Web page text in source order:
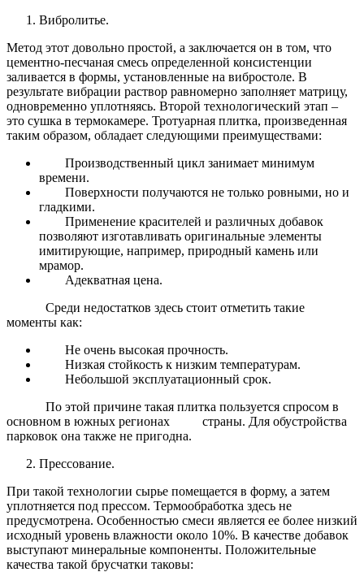
Вибролитье.
Метод этот довольно простой, а заключается он в том, что
цементно-песчаная смесь определенной консистенции
заливается в формы, установленные на вибростоле. В
результате вибрации раствор равномерно заполняет матрицу,
одновременно уплотняясь. Второй технологический этап –
это сушка в термокамере. Тротуарная плитка, произведенная
таким образом, обладает следующими преимуществами:
Производственный цикл занимает минимум
времени.
Поверхности получаются не только ровными, но и
гладкими.
Применение красителей и различных добавок
позволяют изготавливать оригинальные элементы
имитирующие, например, природный камень или
мрамор.
Адекватная цена.
Среди недостатков здесь стоит отметить такие
моменты как:
Не очень высокая прочность.
Низкая стойкость к низким температурам.
Небольшой эксплуатационный срок.
По этой причине такая плитка пользуется спросом в
основном в южных регионах
страны. Для обустройства
парковок она также не пригодна.
Прессование.
При такой технологии сырье помещается в форму, а затем
уплотняется под прессом. Термообработка здесь не
предусмотрена. Особенностью смеси является ее более низкий
исходный уровень влажности около 10%. В качестве добавок
выступают минеральные компоненты. Положительные
качества такой брусчатки таковы: